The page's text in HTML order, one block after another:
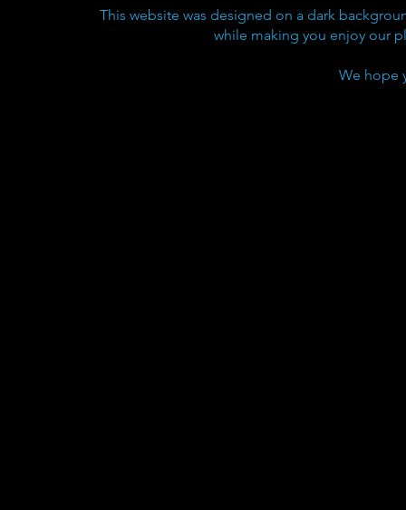
This website was designed on a dark
while making you enjoy our
We hope